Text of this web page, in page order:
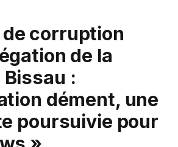
corruption
de la
Bissau :
dément, une
poursuivie pour